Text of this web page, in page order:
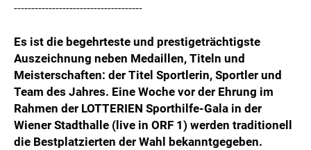
-------------------------------------
Es ist die begehrteste und prestigeträchtigste
Auszeichnung neben Medaillen, Titeln und
Meisterschaften: der Titel Sportlerin, Sportler und
Team des Jahres. Eine Woche vor der Ehrung im
Rahmen der LOTTERIEN Sporthilfe-Gala in der
Wiener Stadthalle (live in ORF 1) werden traditionell
die Bestplatzierten der Wahl bekanntgegeben.